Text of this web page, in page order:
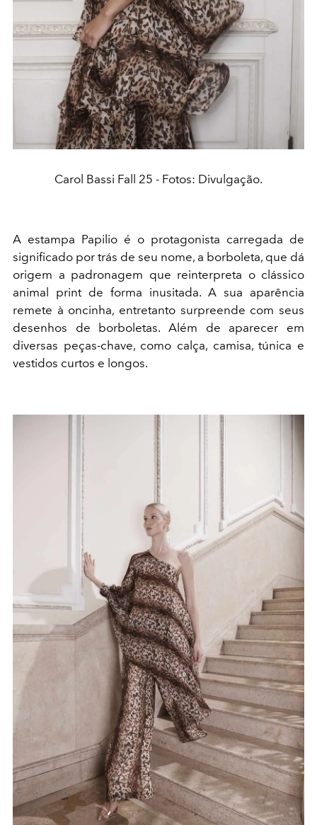
Carol Bassi Fall 25 - Fotos: Divulgação.
A estampa Papilio é o protagonista carregada de
significado por trás de seu nome, a borboleta, que dá
origem a padronagem que reinterpreta o clássico
animal print de forma inusitada. A sua aparência
remete à oncinha, entretanto surpreende com seus
desenhos de borboletas. Além de aparecer em
diversas peças-chave, como calça, camisa, túnica e
vestidos curtos e longos.